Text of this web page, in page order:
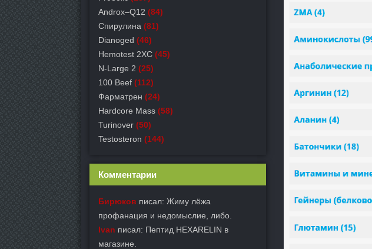
Androx–Q12 (84)
Спирулина (81)
Dianoged (46)
Hemotest 2XC (45)
N-Large 2 (25)
100 Beef (112)
Фарматрен (24)
Hardcore Mass (58)
Turinover (50)
Testosteron (144)
Комментарии
Бирюков писал: Жиму лёжа
профанация и недомыслие, либо.
Ivan писал: Пептид HEXARELIN в
магазине.